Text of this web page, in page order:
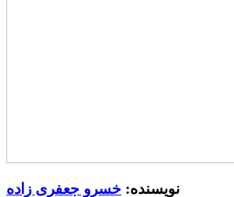
نویسنده: خسرو جعفری زاده